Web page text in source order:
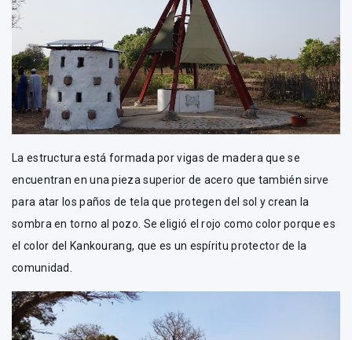
La estructura está formada por vigas de madera que se
encuentran en una pieza superior de acero que también sirve
para atar los paños de tela que protegen del sol y crean la
sombra en torno al pozo. Se eligió el rojo como color porque es
el color del Kankourang, que es un espíritu protector de la
comunidad.